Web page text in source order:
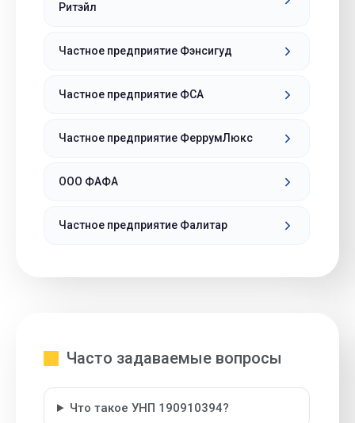
Ритэйл
Частное предприятие Фэнсигуд
Частное предприятие ФСА
Частное предприятие ФеррумЛюкс
ООО ФАФА
Частное предприятие Фалитар
Часто задаваемые вопросы
Что такое УНП 190910394?